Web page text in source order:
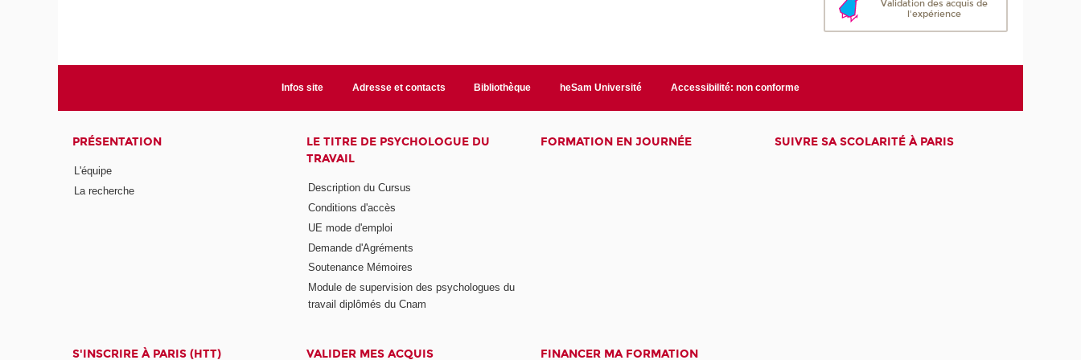
Validation des acquis de
l'expérience
Infos site Adresse et contacts Bibliothèque heSam Université Accessibilité: non conforme
PRÉSENTATION
L'équipe
La recherche
LE TITRE DE PSYCHOLOGUE DU
TRAVAIL
Description du Cursus
Conditions d'accès
UE mode d'emploi
Demande d'Agréments
Soutenance Mémoires
Module de supervision des psychologues du
travail diplômés du Cnam
FORMATION EN JOURNÉE SUIVRE SA SCOLARITÉ À PARIS
S'INSCRIRE À PARIS (HTT) VALIDER MES ACQUIS FINANCER MA FORMATION